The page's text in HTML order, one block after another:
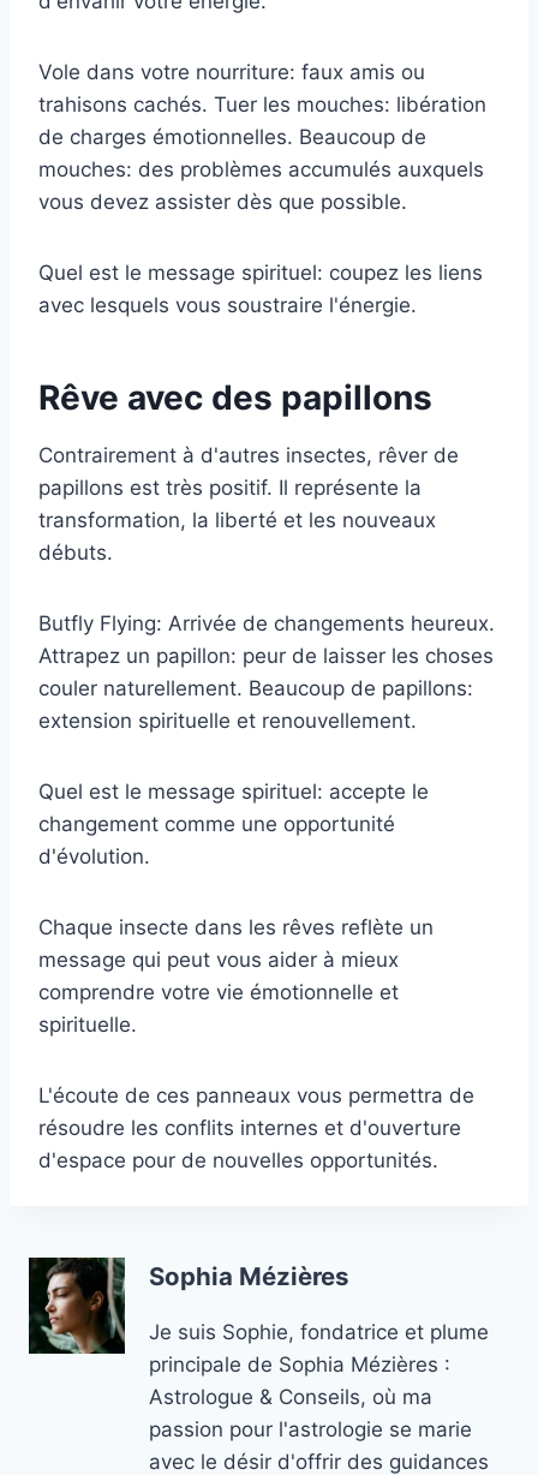
Vole dans votre nourriture: faux amis ou
trahisons cachés. Tuer les mouches: libération
de charges émotionnelles. Beaucoup de
mouches: des problèmes accumulés auxquels
vous devez assister dès que possible.
Quel est le message spirituel: coupez les liens
avec lesquels vous soustraire l'énergie.
Rêve avec des papillons
Contrairement à d'autres insectes, rêver de
papillons est très positif. Il représente la
transformation, la liberté et les nouveaux
débuts.
Butfly Flying: Arrivée de changements heureux.
Attrapez un papillon: peur de laisser les choses
couler naturellement. Beaucoup de papillons:
extension spirituelle et renouvellement.
Quel est le message spirituel: accepte le
changement comme une opportunité
d'évolution.
Chaque insecte dans les rêves reflète un
message qui peut vous aider à mieux
comprendre votre vie émotionnelle et
spirituelle.
L'écoute de ces panneaux vous permettra de
résoudre les conflits internes et d'ouverture
d'espace pour de nouvelles opportunités.
Sophia Mézières
Je suis Sophie, fondatrice et plume
principale de Sophia Mézières :
Astrologue & Conseils, où ma
passion pour l'astrologie se marie
avec le désir d'offrir des guidances